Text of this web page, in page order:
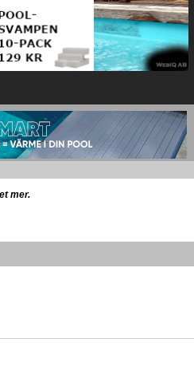
mer.